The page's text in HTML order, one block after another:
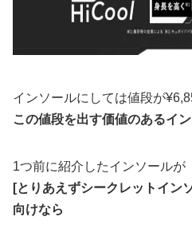
インソールにしては値段が
この値段を出す価値のあるイ
1つ前に紹介したインソールが
[とりあえずシークレットイン
向けなら